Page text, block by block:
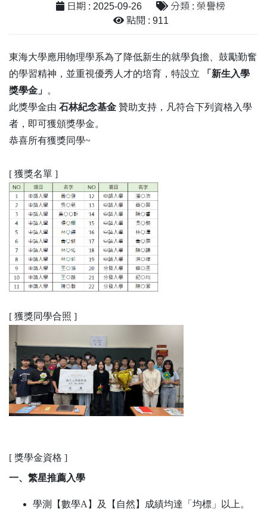
日期 : 2025-09-26
分類 : 榮譽榜
點閱 : 911
東海大學應用物理學系為了降低新生的就學負擔、鼓勵勤奮
的學習精神，並重視優秀人才的培育，特設立
「新生入學
獎學金」 。
此獎學金由 石林紀念基金 贊助支持，凡符合下列資格入學
者，即可獲頒獎學金。
恭喜所有獲獎同學~
[ 獲獎名單 ]
[ 獲獎同學合照 ]
[ 獎學金資格 ]
一、繁星推薦入學
學測【數學A】及【自然】成績均達「均標」以上。